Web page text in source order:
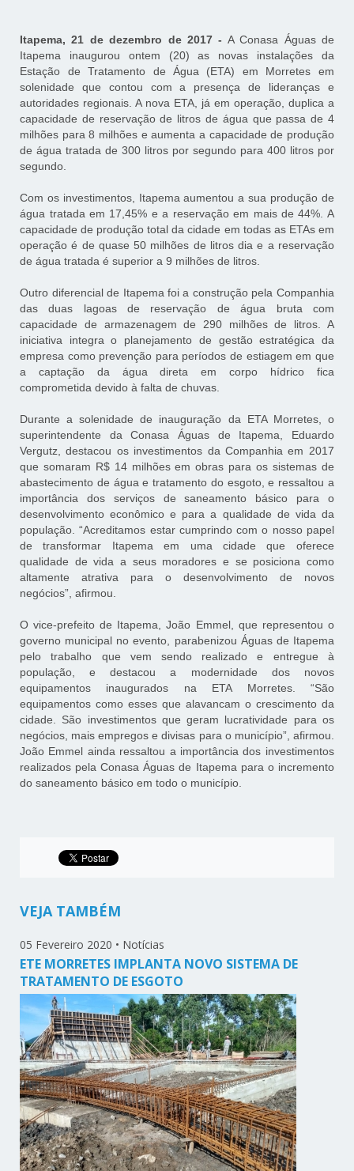
Itapema, 21 de dezembro de 2017 - A Conasa Águas de
Itapema inaugurou ontem (20) as novas instalações da
Estação de Tratamento de Água (ETA) em Morretes em
solenidade que contou com a presença de lideranças e
autoridades regionais. A nova ETA, já em operação, duplica a
capacidade de reservação de litros de água que passa de 4
milhões para 8 milhões e aumenta a capacidade de produção
de água tratada de 300 litros por segundo para 400 litros por
segundo.
Com os investimentos, Itapema aumentou a sua produção de
água tratada em 17,45% e a reservação em mais de 44%. A
capacidade de produção total da cidade em todas as ETAs em
operação é de quase 50 milhões de litros dia e a reservação
de água tratada é superior a 9 milhões de litros.
Outro diferencial de Itapema foi a construção pela Companhia
das duas lagoas de reservação de água bruta com
capacidade de armazenagem de 290 milhões de litros. A
iniciativa integra o planejamento de gestão estratégica da
empresa como prevenção para períodos de estiagem em que
a captação da água direta em corpo hídrico fica
comprometida devido à falta de chuvas.
Durante a solenidade de inauguração da ETA Morretes, o
superintendente da Conasa Águas de Itapema, Eduardo
Vergutz, destacou os investimentos da Companhia em 2017
que somaram R$ 14 milhões em obras para os sistemas de
abastecimento de água e tratamento do esgoto, e ressaltou a
importância dos serviços de saneamento básico para o
desenvolvimento econômico e para a qualidade de vida da
população. “Acreditamos estar cumprindo com o nosso papel
de transformar Itapema em uma cidade que oferece
qualidade de vida a seus moradores e se posiciona como
altamente atrativa para o desenvolvimento de novos
negócios”, afirmou.
O vice-prefeito de Itapema, João Emmel, que representou o
governo municipal no evento, parabenizou Águas de Itapema
pelo trabalho que vem sendo realizado e entregue à
população, e destacou a modernidade dos novos
equipamentos inaugurados na ETA Morretes. “São
equipamentos como esses que alavancam o crescimento da
cidade. São investimentos que geram lucratividade para os
negócios, mais empregos e divisas para o município”, afirmou.
João Emmel ainda ressaltou a importância dos investimentos
realizados pela Conasa Águas de Itapema para o incremento
do saneamento básico em todo o município.
VEJA TAMBÉM
05 Fevereiro 2020 • Notícias
ETE MORRETES IMPLANTA NOVO SISTEMA DE
TRATAMENTO DE ESGOTO